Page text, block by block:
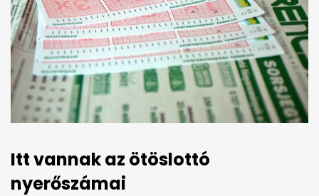
Itt vannak az ötöslottó
nyerőszámai